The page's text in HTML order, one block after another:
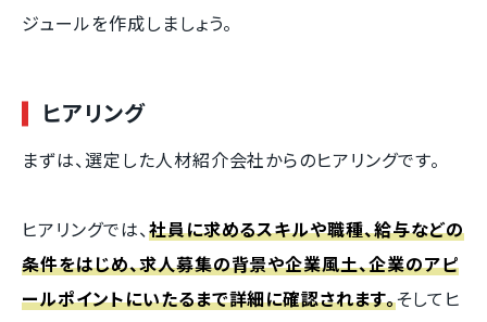
ジュールを作成しましょう。
ヒアリング
まずは、選定した人材紹介会社からのヒアリングです。
ヒアリングでは、社員に求めるスキルや職種、給与などの
条件をはじめ、求人募集の背景や企業風土、企業のアピ
ールポイントにいたるまで詳細に確認されます。そしてヒ